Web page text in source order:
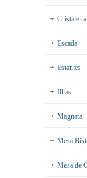
Cristaleira
Escada
Estantes
Ilhas
Magnata
Mesa
Mesa de